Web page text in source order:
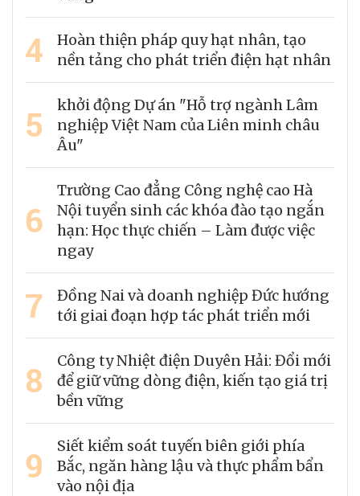
4
Hoàn thiện pháp quy hạt nhân, tạo
nền tảng cho phát triển điện hạt nhân
5
khởi động Dự án "Hỗ trợ ngành Lâm
nghiệp Việt Nam của Liên minh châu
Âu"
6
Trường Cao đẳng Công nghệ cao Hà
Nội tuyển sinh các khóa đào tạo ngắn
hạn: Học thực chiến – Làm được việc
ngay
7
Đồng Nai và doanh nghiệp Đức hướng
tới giai đoạn hợp tác phát triển mới
8
Công ty Nhiệt điện Duyên Hải: Đổi mới
để giữ vững dòng điện, kiến tạo giá trị
bền vững
9
Siết kiểm soát tuyến biên giới phía
Bắc, ngăn hàng lậu và thực phẩm bẩn
vào nội địa